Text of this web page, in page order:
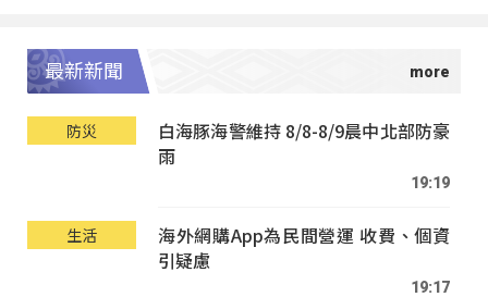
最新新聞
防災
白海豚海警維持 8/8-8/9晨中北部防豪
雨
19:19
生活
海外網購App為民間營運 收費、個資
引疑慮
19:17